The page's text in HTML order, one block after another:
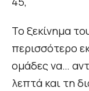
Το ξεκίνημα
περισσότερο
ομάδες να…
λεπτά και τη